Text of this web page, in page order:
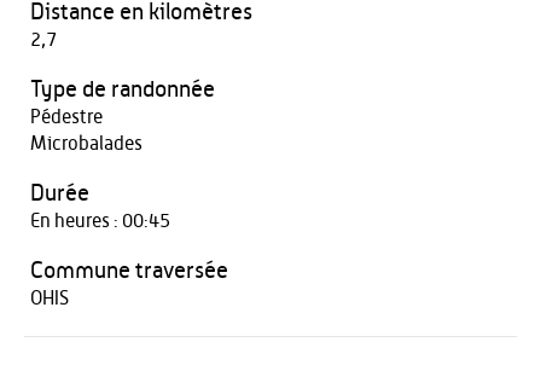
Distance en kilomètres
2,7
Type de randonnée
Pédestre
Microbalades
Durée
En heures : 00:45
Commune traversée
OHIS